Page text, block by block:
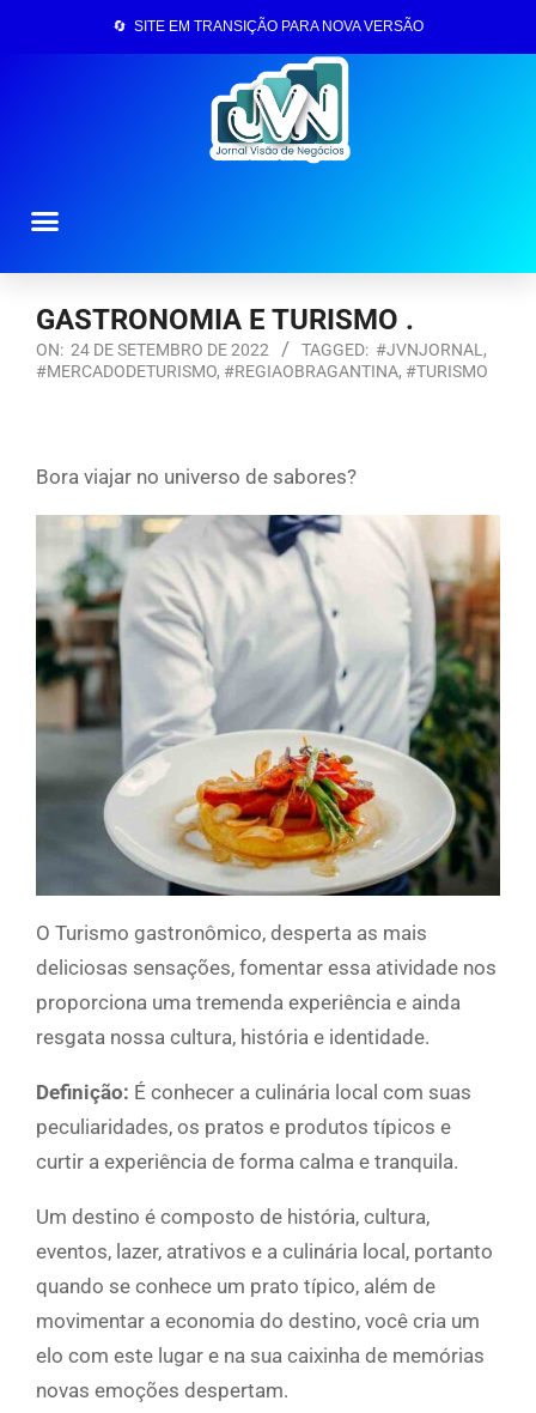
🔄 SITE EM TRANSIÇÃO PARA NOVA VERSÃO
GASTRONOMIA E TURISMO .
ON: 24 DE SETEMBRO DE 2022 TAGGED: #JVNJORNAL ,
#MERCADODETURISMO, #REGIAOBRAGANTINA, #TURISMO
Bora viajar no universo de sabores?
O Turismo gastronômico, desperta as mais
deliciosas sensações, fomentar essa atividade nos
proporciona uma tremenda experiência e ainda
resgata nossa cultura, história e identidade.
Definição: É conhecer a culinária local com suas
peculiaridades, os pratos e produtos típicos e
curtir a experiência de forma calma e tranquila.
Um destino é composto de história, cultura,
eventos, lazer, atrativos e a culinária local, portanto
quando se conhece um prato típico, além de
movimentar a economia do destino, você cria um
elo com este lugar e na sua caixinha de memórias
novas emoções despertam.